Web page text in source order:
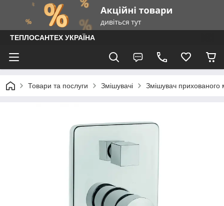
ТЕПЛОСАНТЕХ УКРАЇНА
Товари та послуги Змішувачі Змішувач прихованого